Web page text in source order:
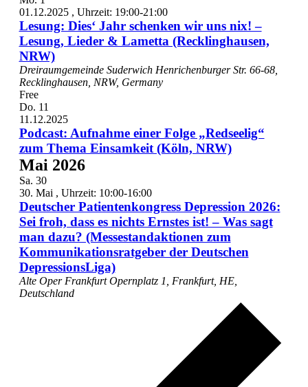
01.12.2025 , Uhrzeit: 19:00-21:00
Lesung: Dies‘ Jahr schenken wir uns nix! –
Lesung, Lieder & Lametta (Recklinghausen,
NRW)
Dreiraumgemeinde Suderwich Henrichenburger Str. 66-68,
Recklinghausen, NRW, Germany
Free
Do. 11
11.12.2025
Podcast: Aufnahme einer Folge „Redseelig“
zum Thema Einsamkeit (Köln, NRW)
Mai 2026
Sa. 30
30. Mai , Uhrzeit: 10:00-16:00
Deutscher Patientenkongress Depression 2026:
Sei froh, dass es nichts Ernstes ist! – Was sagt
man dazu? (Messestandaktionen zum
Kommunikationsratgeber der Deutschen
DepressionsLiga)
Alte Oper FrankfurtOpernplatz 1, Frankfurt, HE,
Deutschland